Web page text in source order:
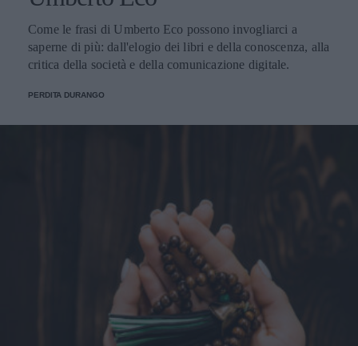
Come le frasi di Umberto Eco possono invogliarci a
saperne di più: dall'elogio dei libri e della conoscenza, alla
critica della società e della comunicazione digitale.
PERDITA DURANGO